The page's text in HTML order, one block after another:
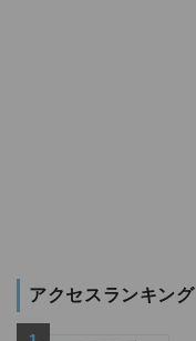
アクセスランキング